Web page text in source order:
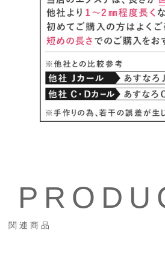
関連商品